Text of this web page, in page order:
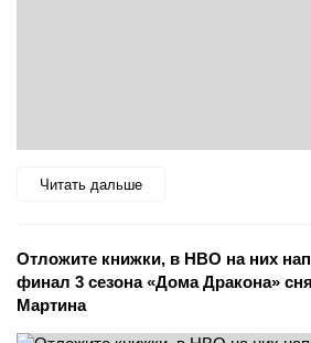
Читать дальше
Отложите книжки, в HBO на них
финал 3 сезона «Дома Дракона»
Мартина